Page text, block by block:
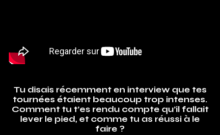
Tu disais récemment en interview que tes
tournées étaient beaucoup trop intenses.
Comment tu t’es rendu compte qu’il fallait
lever le pied, et comme tu as réussi à le
faire ?